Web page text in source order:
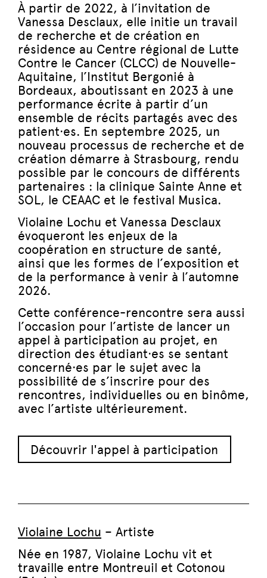
À partir de 2022, à l’invitation de
Vanessa Desclaux, elle initie un travail
de recherche et de création en
résidence au Centre régional de Lutte
Contre le Cancer (CLCC) de Nouvelle-
Aquitaine, l’Institut Bergonié à
Bordeaux, aboutissant en 2023 à une
performance écrite à partir d’un
ensemble de récits partagés avec des
patient·es. En septembre 2025, un
nouveau processus de recherche et de
création démarre à Strasbourg, rendu
possible par le concours de différents
partenaires : la clinique Sainte Anne et
SOL, le CEAAC et le festival Musica.
Violaine Lochu et Vanessa Desclaux
évoqueront les enjeux de la
coopération en structure de santé,
ainsi que les formes de l’exposition et
de la performance à venir à l’automne
2026.
Cette conférence-rencontre sera aussi
l’occasion pour l’artiste de lancer un
appel à participation au projet, en
direction des étudiant·es se sentant
concerné·es par le sujet avec la
possibilité de s’inscrire pour des
rencontres, individuelles ou en binôme,
avec l’artiste ultérieurement.
Découvrir l'appel à participation
Violaine Lochu – Artiste
Née en 1987, Violaine Lochu vit et
travaille entre Montreuil et Cotonou